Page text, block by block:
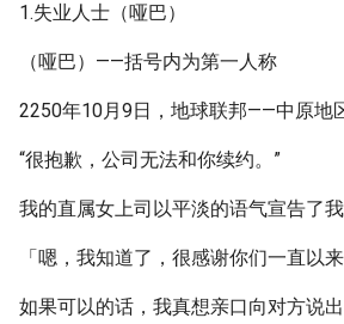
1.失业人士（哑巴）
（哑巴）——括号内为第一人称
2250年10月9日，地球联邦——中原地
“很抱歉，公司无法和你续约。”
我的直属女上司以平淡的语气宣告了我
「嗯，我知道了，很感谢你们一直以来
如果可以的话，我真想亲口向对方说